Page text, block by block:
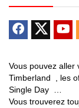
Vous pouvez aller
Timberland , les
Single Day …
Vous trouverez